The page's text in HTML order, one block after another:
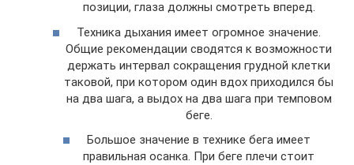
позиции, глаза должны смотреть вперед.
Техника дыхания имеет огромное значение.
Общие рекомендации сводятся к возможности
держать интервал сокращения грудной клетки
таковой, при котором один вдох приходился бы
на два шага, а выдох на два шага при темповом
беге.
Большое значение в технике бега имеет
правильная осанка. При беге плечи стоит